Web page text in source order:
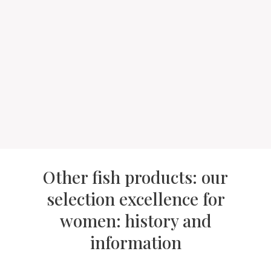
Other fish products: our
selection excellence for
women: history and
information